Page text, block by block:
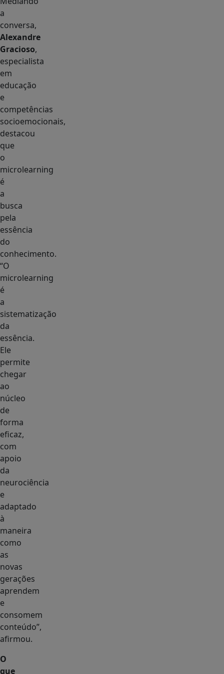
a
conversa,
Alexandre
Gracioso,
especialista
em
educação
e
competências
socioemocionais,
destacou
que
o
microlearning
é
a
busca
pela
essência
do
conhecimento.
“O
microlearning
é
a
sistematização
da
essência.
Ele
permite
chegar
ao
núcleo
de
forma
eficaz,
com
apoio
da
neurociência
e
adaptado
à
maneira
como
as
novas
gerações
aprendem
e
consomem
conteúdo”,
afirmou.
O
que